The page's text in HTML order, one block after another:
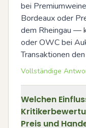
bei
Bordeaux oder
dem Rheingau —
oder OWC bei
Transaktionen
Vollständige
Welchen
Preis und